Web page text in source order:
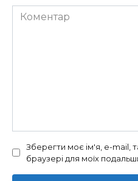
Коментар
Зберегти моє ім'я, e-mail,
браузері для моїх